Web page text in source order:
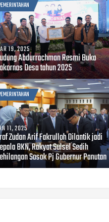
19, 2025
Abdurrachman Resmi Buka
Desa tahun 2025
11, 2025
Zudan Arif Fakrulloh Dilantik jadi
BKN, Rakyat Sulsel Sedih
Sosok Pj Gubernur Panutan